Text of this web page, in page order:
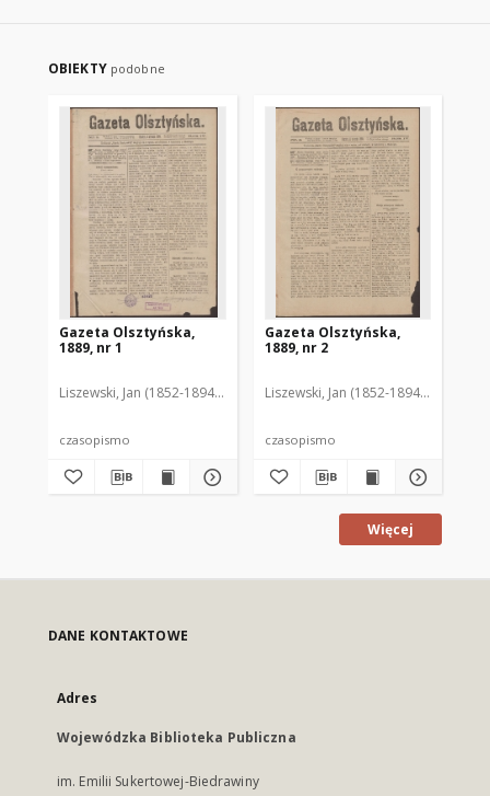
OBIEKTY podobne
Gazeta Olsztyńska,
1889, nr 1
Liszewski, Jan (1852-1894). Red.
czasopismo
Gazeta Olsztyńska,
1889, nr 2
Liszewski, Jan (1852-1894). Red.
czasopismo
Więcej
DANE KONTAKTOWE
Adres
Wojewódzka Biblioteka Publiczna
im. Emilii Sukertowej-Biedrawiny